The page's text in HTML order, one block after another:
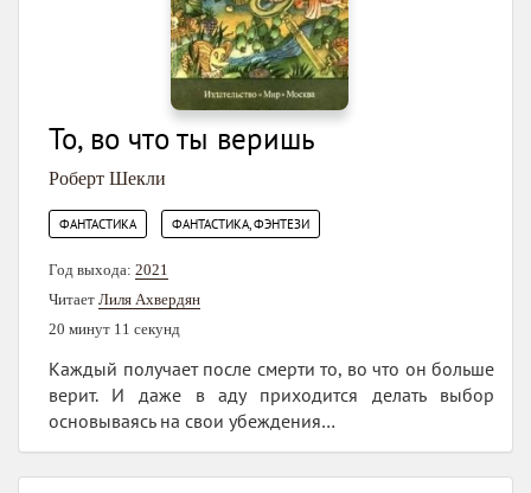
То, во что ты веришь
Роберт Шекли
ФАНТАСТИКА ФАНТАСТИКА, ФЭНТЕЗИ
Год выхода: 2021
Читает Лиля Ахвердян
20 минут 11 секунд
Каждый получает после смерти то, во что он больше
верит. И даже в аду приходится делать выбор
основываясь на свои убеждения…